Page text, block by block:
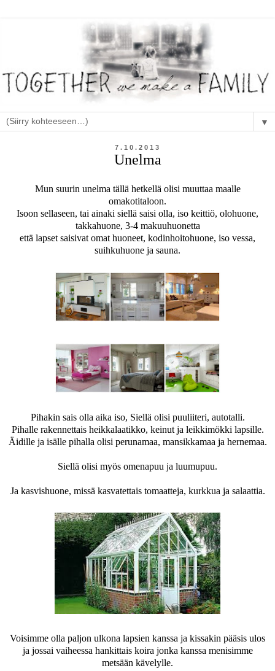
▼
7.10.2013
Unelma
Mun suurin unelma tällä hetkellä olisi muuttaa maalle
omakotitaloon.
Isoon sellaseen, tai ainaki siellä saisi olla, iso keittiö, olohuone,
takkahuone, 3-4 makuuhuonetta
että lapset saisivat omat huoneet, kodinhoitohuone, iso vessa,
suihkuhuone ja sauna.
Pihakin sais olla aika iso, Siellä olisi puuliiteri, autotalli.
Pihalle rakennettais heikkalaatikko, keinut ja leikkimökki lapsille.
Äidille ja isälle pihalla olisi perunamaa, mansikkamaa ja hernemaa.
Siellä olisi myös omenapuu ja luumupuu.
Ja kasvishuone, missä kasvatettais tomaatteja, kurkkua ja salaattia.
Voisimme olla paljon ulkona lapsien kanssa ja kissakin pääsis ulos
ja jossai vaiheessa hankittais koira jonka kanssa menisimme
metsään kävelylle.